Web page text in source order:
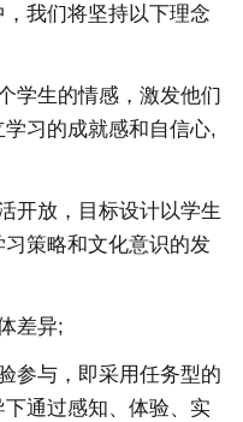
我们将坚持以下理念
学生的情感，激发他们
习的成就感和自信心,
开放，目标设计以学生
策略和文化意识的发
差异;
参与，即采用任务型的
通过感知、体验、实